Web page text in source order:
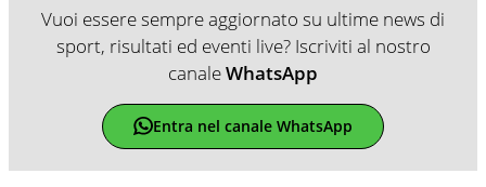
Vuoi essere sempre aggiornato su ultime news di
sport, risultati ed eventi live? Iscriviti al nostro
canaleWhatsApp
Entra nel canale WhatsApp